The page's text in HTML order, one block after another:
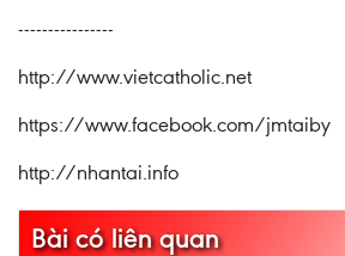
----------------
http://www.vietcatholic.net
https://www.facebook.com/jmtaiby
http://nhantai.info
Bài có liên quan